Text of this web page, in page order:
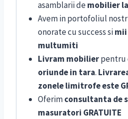
asamblarii demobilier
Avem in portofoliul
onorate cu success si
multumiti
Livram mobilierpentru
oriunde in tara.
zonele limitrofe este
Oferimconsultanta de
masuratori GRATUITE